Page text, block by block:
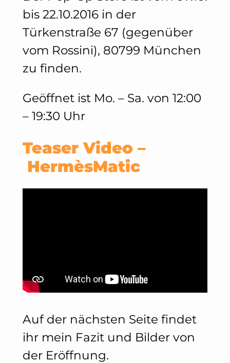
bis 22.10.2016 in der
Türkenstraße 67 (gegenüber
vom Rossini), 80799 München
zu finden.
Geöffnet ist Mo. – Sa. von 12:00
– 19:30 Uhr
Teaser Video –
HermèsMatic
Auf der nächsten Seite findet
ihr mein Fazit und Bilder von
der Eröffnung.